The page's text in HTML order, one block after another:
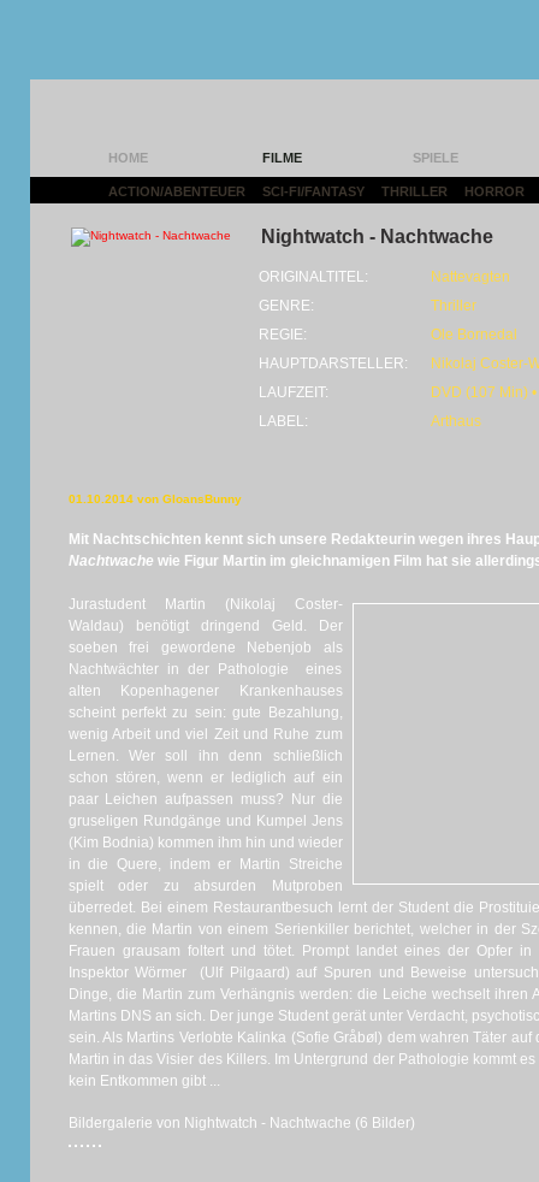
HOME FILME SPIELE
ACTION/ABENTEUER SCI-FI/FANTASY THRILLER HORROR
Nightwatch - Nachtwache
ORIGINALTITEL:
Nattevagten
GENRE:
Thriller
REGIE:
Ole Bornedal
HAUPTDARSTELLER:
Nikolaj Coster-
LAUFZEIT:
DVD (107 Min)
LABEL:
Arthaus
01.10.2014 von GloansBunny
Mit Nachtschichten kennt sich unsere Redakteurin wegen ihres
Nachtwache wie Figur Martin im gleichnamigen Film hat sie
Jurastudent Martin (Nikolaj Coster-
Waldau) benötigt dringend Geld. Der
soeben frei gewordene Nebenjob als
Nachtwächter in der Pathologie eines
alten Kopenhagener Krankenhauses
scheint perfekt zu sein: gute Bezahlung,
wenig Arbeit und viel Zeit und Ruhe zum
Lernen. Wer soll ihn denn schließlich
schon stören, wenn er lediglich auf ein
paar Leichen aufpassen muss? Nur die
gruseligen Rundgänge und Kumpel Jens
(Kim Bodnia) kommen ihm hin und wieder
in die Quere, indem er Martin Streiche
spielt oder zu absurden Mutproben
überredet. Bei einem Restaurantbesuch lernt der Student die
kennen, die Martin von einem Serienkiller berichtet, welcher in der
Frauen grausam foltert und tötet. Prompt landet eines der Opfer
Inspektor Wörmer (Ulf Pilgaard) auf Spuren und Beweise
Dinge, die Martin zum Verhängnis werden: die Leiche wechselt ihren
Martins DNS an sich. Der junge Student gerät unter Verdacht,
sein. Als Martins Verlobte Kalinka (Sofie Gråbøl) dem wahren Täter
Martin in das Visier des Killers. Im Untergrund der Pathologie kommt
kein Entkommen gibt ...
Bildergalerie von Nightwatch - Nachtwache (6 Bilder)